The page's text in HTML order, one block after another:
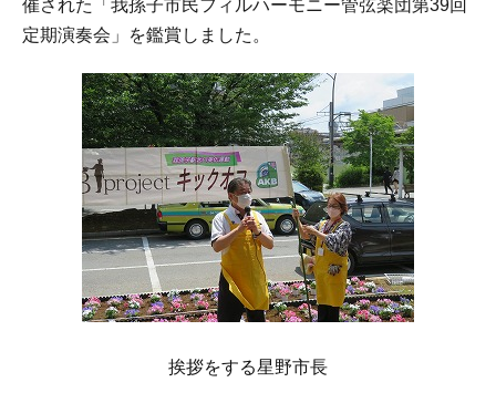
催された「我孫子市民フィルハーモニー管弦楽団第39回
定期演奏会」を鑑賞しました。
挨拶をする星野市長